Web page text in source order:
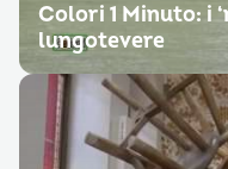
Colori 1 Minuto: i
lungotevere